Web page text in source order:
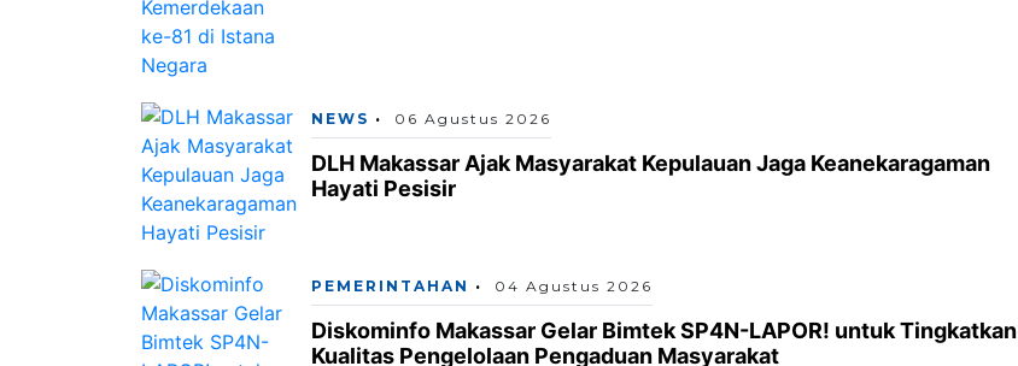
NEWS 06 Agustus 2026
DLH Makassar Ajak Masyarakat Kepulauan Jaga Keanekaragaman
Hayati Pesisir
PEMERINTAHAN 04 Agustus 2026
Diskominfo Makassar Gelar Bimtek SP4N-LAPOR! untuk Tingkatkan
Kualitas Pengelolaan Pengaduan Masyarakat